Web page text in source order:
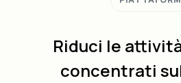
Riduci le
concentrati